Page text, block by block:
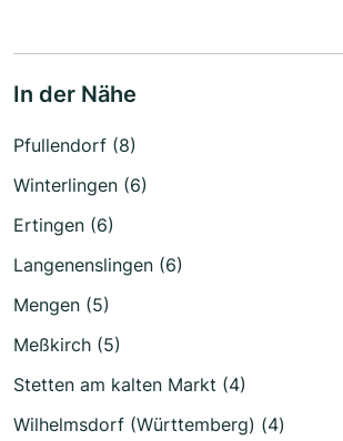
In der Nähe
Pfullendorf (8)
Winterlingen (6)
Ertingen (6)
Langenenslingen (6)
Mengen (5)
Meßkirch (5)
Stetten am kalten Markt (4)
Wilhelmsdorf (Württemberg) (4)